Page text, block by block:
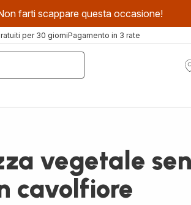
farti scappare questa occasione!
per 30 giorniPagamento in 3 rate
I
vegetale
cavolfiore